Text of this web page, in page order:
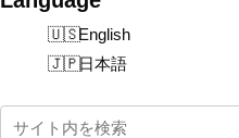
English
日本語